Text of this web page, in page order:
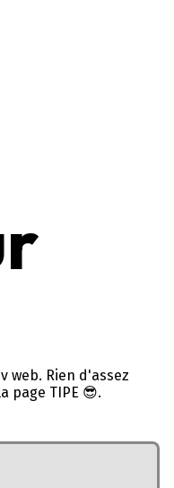
web. Rien d'assez
page TIPE 😎.